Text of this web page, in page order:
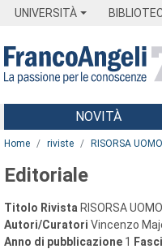
UNIVERSITÀ
Menu
NOVITÀ
Home riviste RISORSA UOMO
Editoriale
Titolo Rivista RISORSA UOMO
Autori/Curatori Vincenzo
Anno di pubblicazione 1